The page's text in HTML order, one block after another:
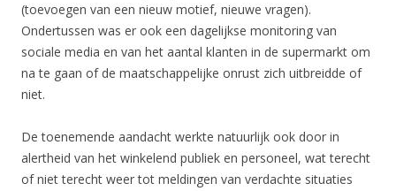
(toevoegen van een nieuw motief, nieuwe vragen).
Ondertussen was er ook een dagelijkse monitoring van
sociale media en van het aantal klanten in de supermarkt om
na te gaan of de maatschappelijke onrust zich uitbreidde of
niet.
De toenemende aandacht werkte natuurlijk ook door in
alertheid van het winkelend publiek en personeel, wat terecht
of niet terecht weer tot meldingen van verdachte situaties